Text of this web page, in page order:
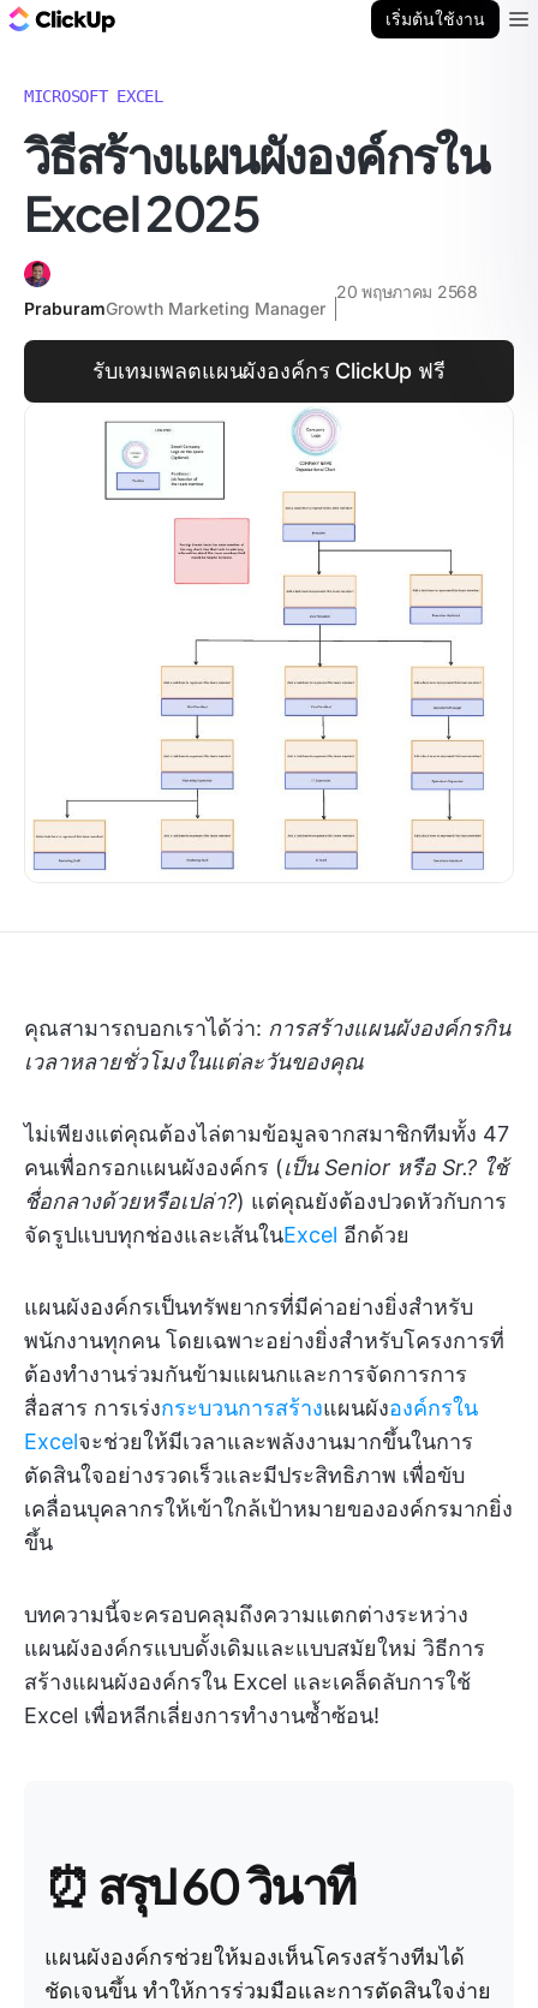
เริ่มต้นใช้งาน
MICROSOFT EXCEL
วิธีสร้างแผนผังองค์กรใน
Excel 2025
PraburamGrowth Marketing Manager
20 พฤษภาคม 2568
รับเทมเพลตแผนผังองค์กร ClickUp ฟรี
คุณสามารถบอกเราได้ว่า: การสร้างแผนผังองค์กรกิน
เวลาหลายชั่วโมงในแต่ละวันของคุณ
ไม่เพียงแต่คุณต้องไล่ตามข้อมูลจากสมาชิกทีมทั้ง 47
คนเพื่อกรอกแผนผังองค์กร (เป็น Senior หรือ Sr.? ใช้
ชื่อกลางด้วยหรือเปล่า?) แต่คุณยังต้องปวดหัวกับการ
จัดรูปแบบทุกช่องและเส้นในExcel อีกด้วย
แผนผังองค์กรเป็นทรัพยากรที่มีค่าอย่างยิ่งสำหรับ
พนักงานทุกคน โดยเฉพาะอย่างยิ่งสำหรับโครงการที่
ต้องทำงานร่วมกันข้ามแผนกและการจัดการการ
สื่อสาร การเร่งกระบวนการสร้างแผนผังองค์กรใน
Excelจะช่วยให้มีเวลาและพลังงานมากขึ้นในการ
ตัดสินใจอย่างรวดเร็วและมีประสิทธิภาพ เพื่อขับ
เคลื่อนบุคลากรให้เข้าใกล้เป้าหมายขององค์กรมากยิ่ง
ขึ้น
บทความนี้จะครอบคลุมถึงความแตกต่างระหว่าง
แผนผังองค์กรแบบดั้งเดิมและแบบสมัยใหม่ วิธีการ
สร้างแผนผังองค์กรใน Excel และเคล็ดลับการใช้
Excel เพื่อหลีกเลี่ยงการทำงานซ้ำซ้อน!
⏰ สรุป 60 วินาที
แผนผังองค์กรช่วยให้มองเห็นโครงสร้างทีมได้
ชัดเจนขึ้น ทำให้การร่วมมือและการตัดสินใจง่าย